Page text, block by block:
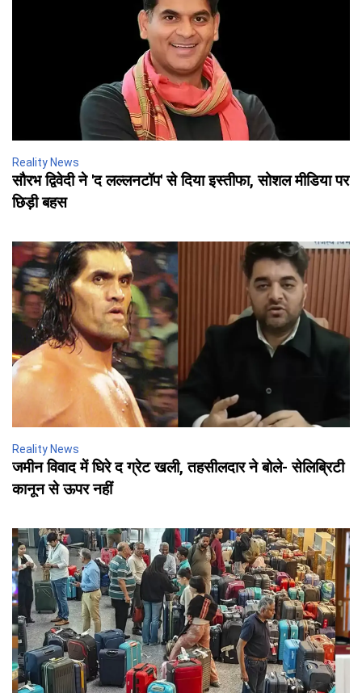
Reality News
सौरभ द्विवेदी ने 'द लल्लनटॉप' से दिया इस्तीफा, सोशल मीडिया पर
छिड़ी बहस
Reality News
जमीन विवाद में घिरे द ग्रेट खली, तहसीलदार ने बोले- सेलिब्रिटी
कानून से ऊपर नहीं